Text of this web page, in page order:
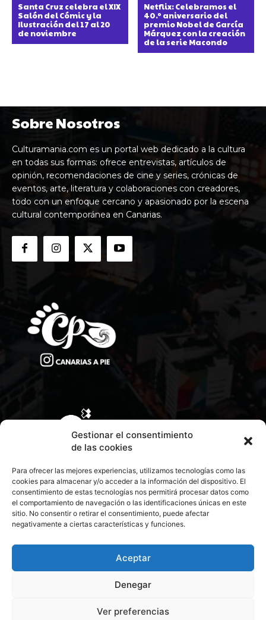
Gestionar el consentimiento
de las cookies
Para ofrecer las mejores experiencias, utilizamos tecnologías como las
cookies para almacenar y/o acceder a la información del dispositivo. El
consentimiento de estas tecnologías nos permitirá procesar datos como
el comportamiento de navegación o las identificaciones únicas en este
sitio. No consentir o retirar el consentimiento, puede afectar
negativamente a ciertas características y funciones.
Aceptar
Denegar
Ver preferencias
Santa Cruz celebra el XIX
Salón del Cómic y la
Ilustración del 17 al 20
de noviembre
Netflix: Celebramos el
40.º aniversario del
premio Nobel de García
Márquez con la creación
de la serie Macondo
Sobre Nosotros
Culturamania.com es un portal web dedicado a la cultura
en todas sus formas: ofrece entrevistas, artículos de
opinión, recomendaciones de cine y series, crónicas de
eventos, arte, literatura y colaboraciones con creadores,
todo con un enfoque cercano y apasionado por la escena
cultural contemporánea en Canarias.
CONTACTA CON NOSOTROS